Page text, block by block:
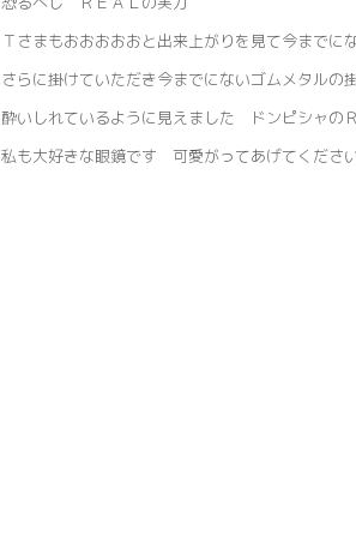
Ｔさまもおおおおおと出来上がりを見て今までに
さらに掛けていただき今までにないゴムメタルの
酔いしれているように見えました ドンピシャ
私も大好きな眼鏡です 可愛がってあげてくださ